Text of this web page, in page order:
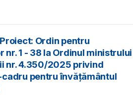
Ordin pentru
1 - 38 la Ordinul ministrului
nr. 4.350/2025 privind
pentru învățământul